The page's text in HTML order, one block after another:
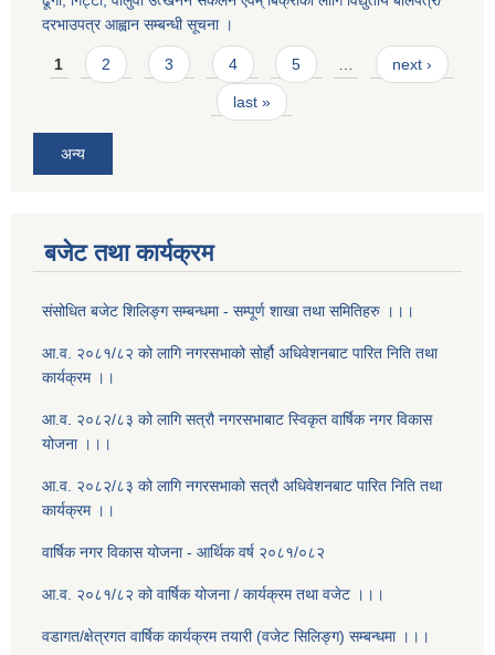
दरभाउपत्र आह्वान सम्बन्धी सूचना ।
Pages
1 2 3 4 5 … next ›
last »
अन्य
बजेट तथा कार्यक्रम
संसोधित बजेट शिलिङ्ग सम्बन्धमा - सम्पूर्ण शाखा तथा समितिहरु ।।।
आ.व. २०८१/८२ को लागि नगरसभाको सोर्हौ अधिवेशनबाट पारित निति तथा
कार्यक्रम ।।
आ.व. २०८२/८३ को लागि सत्रौ नगरसभाबाट स्विकृत वार्षिक नगर विकास
योजना ।।।
आ.व. २०८२/८३ को लागि नगरसभाको सत्रौ अधिवेशनबाट पारित निति तथा
कार्यक्रम ।।
वार्षिक नगर विकास योजना - आर्थिक वर्ष २०८१/०८२
आ.व. २०८१/८२ को वार्षिक योजना / कार्यक्रम तथा वजेट ।।।
वडागत/क्षेत्रगत वार्षिक कार्यक्रम तयारी (वजेट सिलिङ्ग) सम्बन्धमा ।।।